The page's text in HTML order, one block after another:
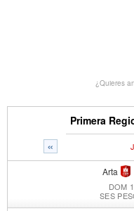
¿Quieres
Primera
«
Arta
DOM
SES